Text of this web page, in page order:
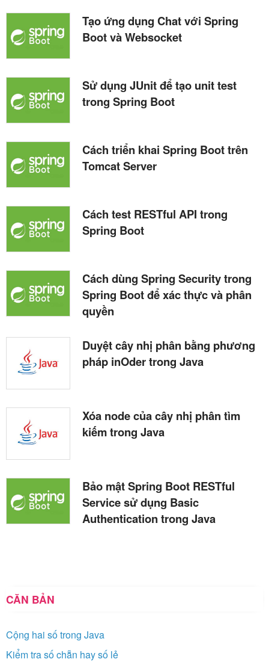
Tạo ứng dụng Chat với Spring
Boot và Websocket
Sử dụng JUnit để tạo unit test
trong Spring Boot
Cách triển khai Spring Boot trên
Tomcat Server
Cách test RESTful API trong
Spring Boot
Cách dùng Spring Security trong
Spring Boot để xác thực và phân
quyền
Duyệt cây nhị phân bằng phương
pháp inOder trong Java
Xóa node của cây nhị phân tìm
kiếm trong Java
Bảo mật Spring Boot RESTful
Service sử dụng Basic
Authentication trong Java
CĂN BẢN
Cộng hai số trong Java
Kiểm tra số chẵn hay số lẻ